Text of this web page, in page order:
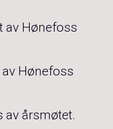
av Hønefoss
Hønefoss
av årsmøtet.